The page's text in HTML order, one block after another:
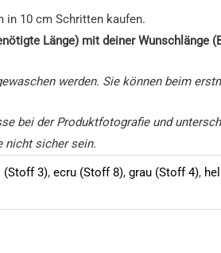
in 10 cm Schritten kaufen.
Länge) mit deiner Wunschlänge
werden. Sie können beim
bei der Produktfotografie und
nicht sicher sein.
(Stoff 3), ecru (Stoff 8), grau (Stoff 4),